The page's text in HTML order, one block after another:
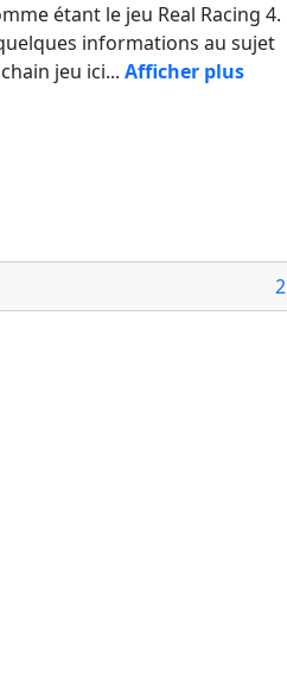
étant le jeu Real Racing 4.
informations au sujet
jeu ici... Afficher plus
2